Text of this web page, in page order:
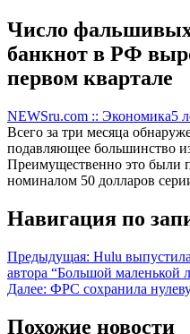
Число
банкнот в РФ
первом квартале
NEWSru.com :: Экономика5
Всего за три месяца
подавляющее большинство
Преимущественно это были
номиналом 50 долларов
Навигация по
Предыдущая: Hulu
автора “Большой
Далее: ФРС сохранила
Похожие новости